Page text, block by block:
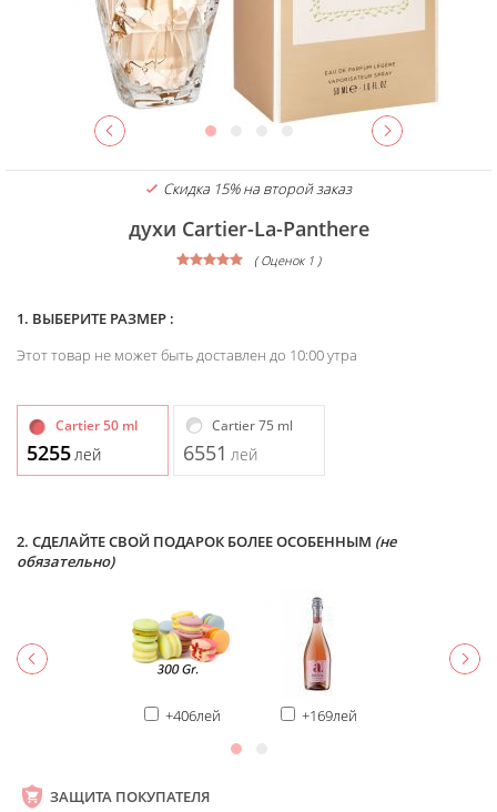
Скидка 15% на второй заказ
духи Cartier-La-Panthere
( Оценок 1 )
1. ВЫБЕРИТЕ РАЗМЕР :
Этот товар не может быть доставлен до 10:00 утра
Cartier 50 ml
5255лей
Cartier 75 ml
6551 лей
2. СДЕЛАЙТЕ СВОЙ ПОДАРОК БОЛЕЕ ОСОБЕННЫМ (не
обязательно)
+406лей +169лей
ЗАЩИТА ПОКУПАТЕЛЯ